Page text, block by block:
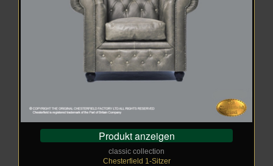
Produkt anzeigen
classic collection
Chesterfield 1-Sitzer